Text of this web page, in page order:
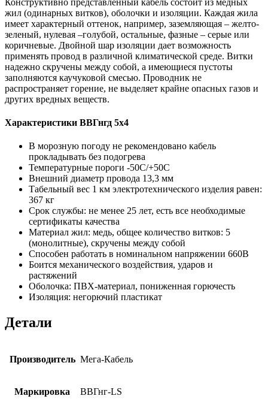
жил (одинарных витков), оболочки и изоляции. Каждая жила
имеет характерный оттенок, например, заземляющая – желто-
зеленый, нулевая –голубой, остальные, фазные – серые или
коричневые. Двойной шар изоляции дает возможность
применять провод в различной климатической среде. Витки
надежно скручены между собой, а имеющиеся пустоты
заполняются каучуковой смесью. Проводник не
распространяет горение, не выделяет крайне опасных газов и
других вредных веществ.
Характеристики ВВГнгд 5х4
В морозную погоду не рекомендовано кабель
прокладывать без подогрева
Температурные пороги -50С/+50С
Внешний диаметр провода 13,3 мм
Табельный вес 1 км электротехнического изделия равен:
367 кг
Срок службы: не менее 25 лет, есть все необходимые
сертификаты качества
Материал жил: медь, общее количество витков: 5
(монолитные), скручены между собой
Способен работать в номинальном напряжении 660В
Боится механического воздействия, ударов и
растяжений
Оболочка: ПВХ-материал, пониженная горючесть
Изоляция: негорючий пластикат
Детали
Производитель Мега-Кабель
Маркировка ВВГнг-LS